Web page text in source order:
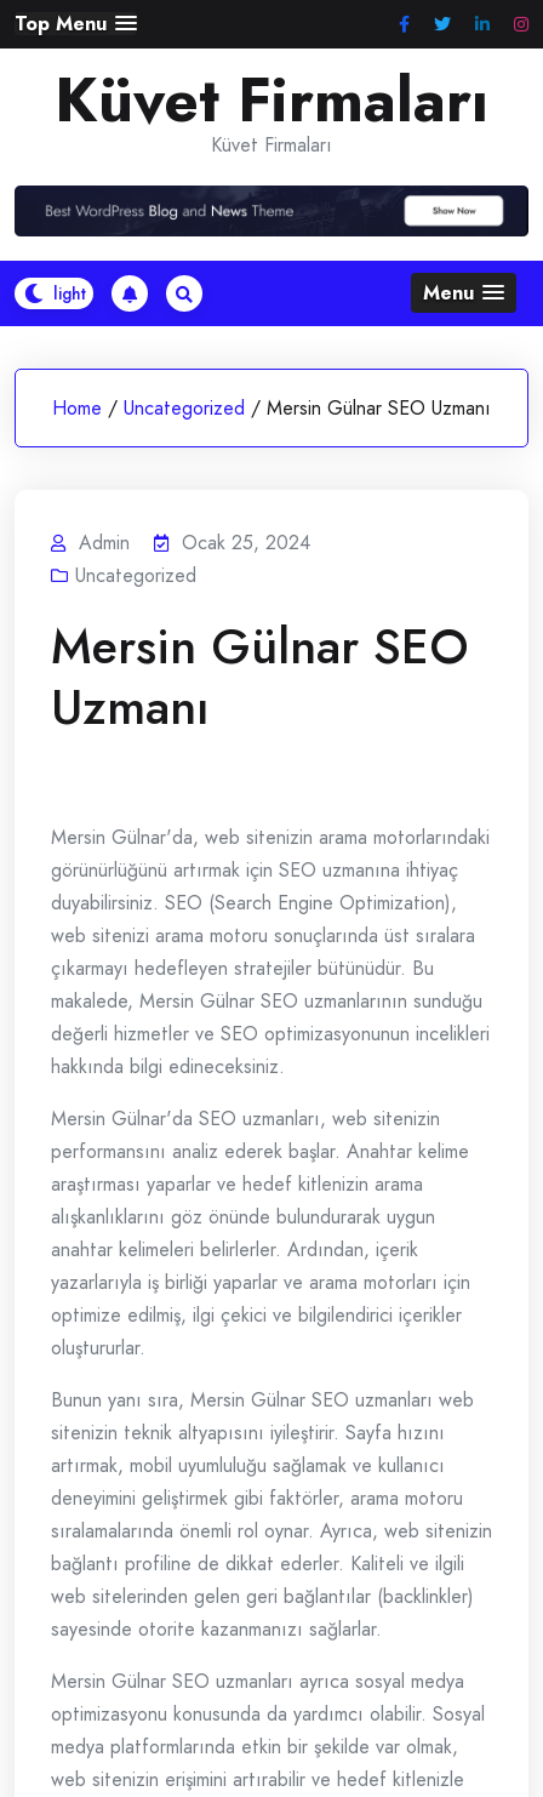
Skip
to
content
Top Menu
Küvet Firmaları
Küvet Firmaları
Menu
Home / Uncategorized / Mersin Gülnar SEO Uzmanı
Admin
Ocak 25, 2024
Uncategorized
Mersin Gülnar SEO
Uzmanı
Mersin Gülnar'da, web sitenizin arama motorlarındaki
görünürlüğünü artırmak için SEO uzmanına ihtiyaç
duyabilirsiniz. SEO (Search Engine Optimization),
web sitenizi arama motoru sonuçlarında üst sıralara
çıkarmayı hedefleyen stratejiler bütünüdür. Bu
makalede, Mersin Gülnar SEO uzmanlarının sunduğu
değerli hizmetler ve SEO optimizasyonunun incelikleri
hakkında bilgi edineceksiniz.
Mersin Gülnar'da SEO uzmanları, web sitenizin
performansını analiz ederek başlar. Anahtar kelime
araştırması yaparlar ve hedef kitlenizin arama
alışkanlıklarını göz önünde bulundurarak uygun
anahtar kelimeleri belirlerler. Ardından, içerik
yazarlarıyla iş birliği yaparlar ve arama motorları için
optimize edilmiş, ilgi çekici ve bilgilendirici içerikler
oluştururlar.
Bunun yanı sıra, Mersin Gülnar SEO uzmanları web
sitenizin teknik altyapısını iyileştirir. Sayfa hızını
artırmak, mobil uyumluluğu sağlamak ve kullanıcı
deneyimini geliştirmek gibi faktörler, arama motoru
sıralamalarında önemli rol oynar. Ayrıca, web sitenizin
bağlantı profiline de dikkat ederler. Kaliteli ve ilgili
web sitelerinden gelen geri bağlantılar (backlinkler)
sayesinde otorite kazanmanızı sağlarlar.
Mersin Gülnar SEO uzmanları ayrıca sosyal medya
optimizasyonu konusunda da yardımcı olabilir. Sosyal
medya platformlarında etkin bir şekilde var olmak,
web sitenizin erişimini artırabilir ve hedef kitlenizle